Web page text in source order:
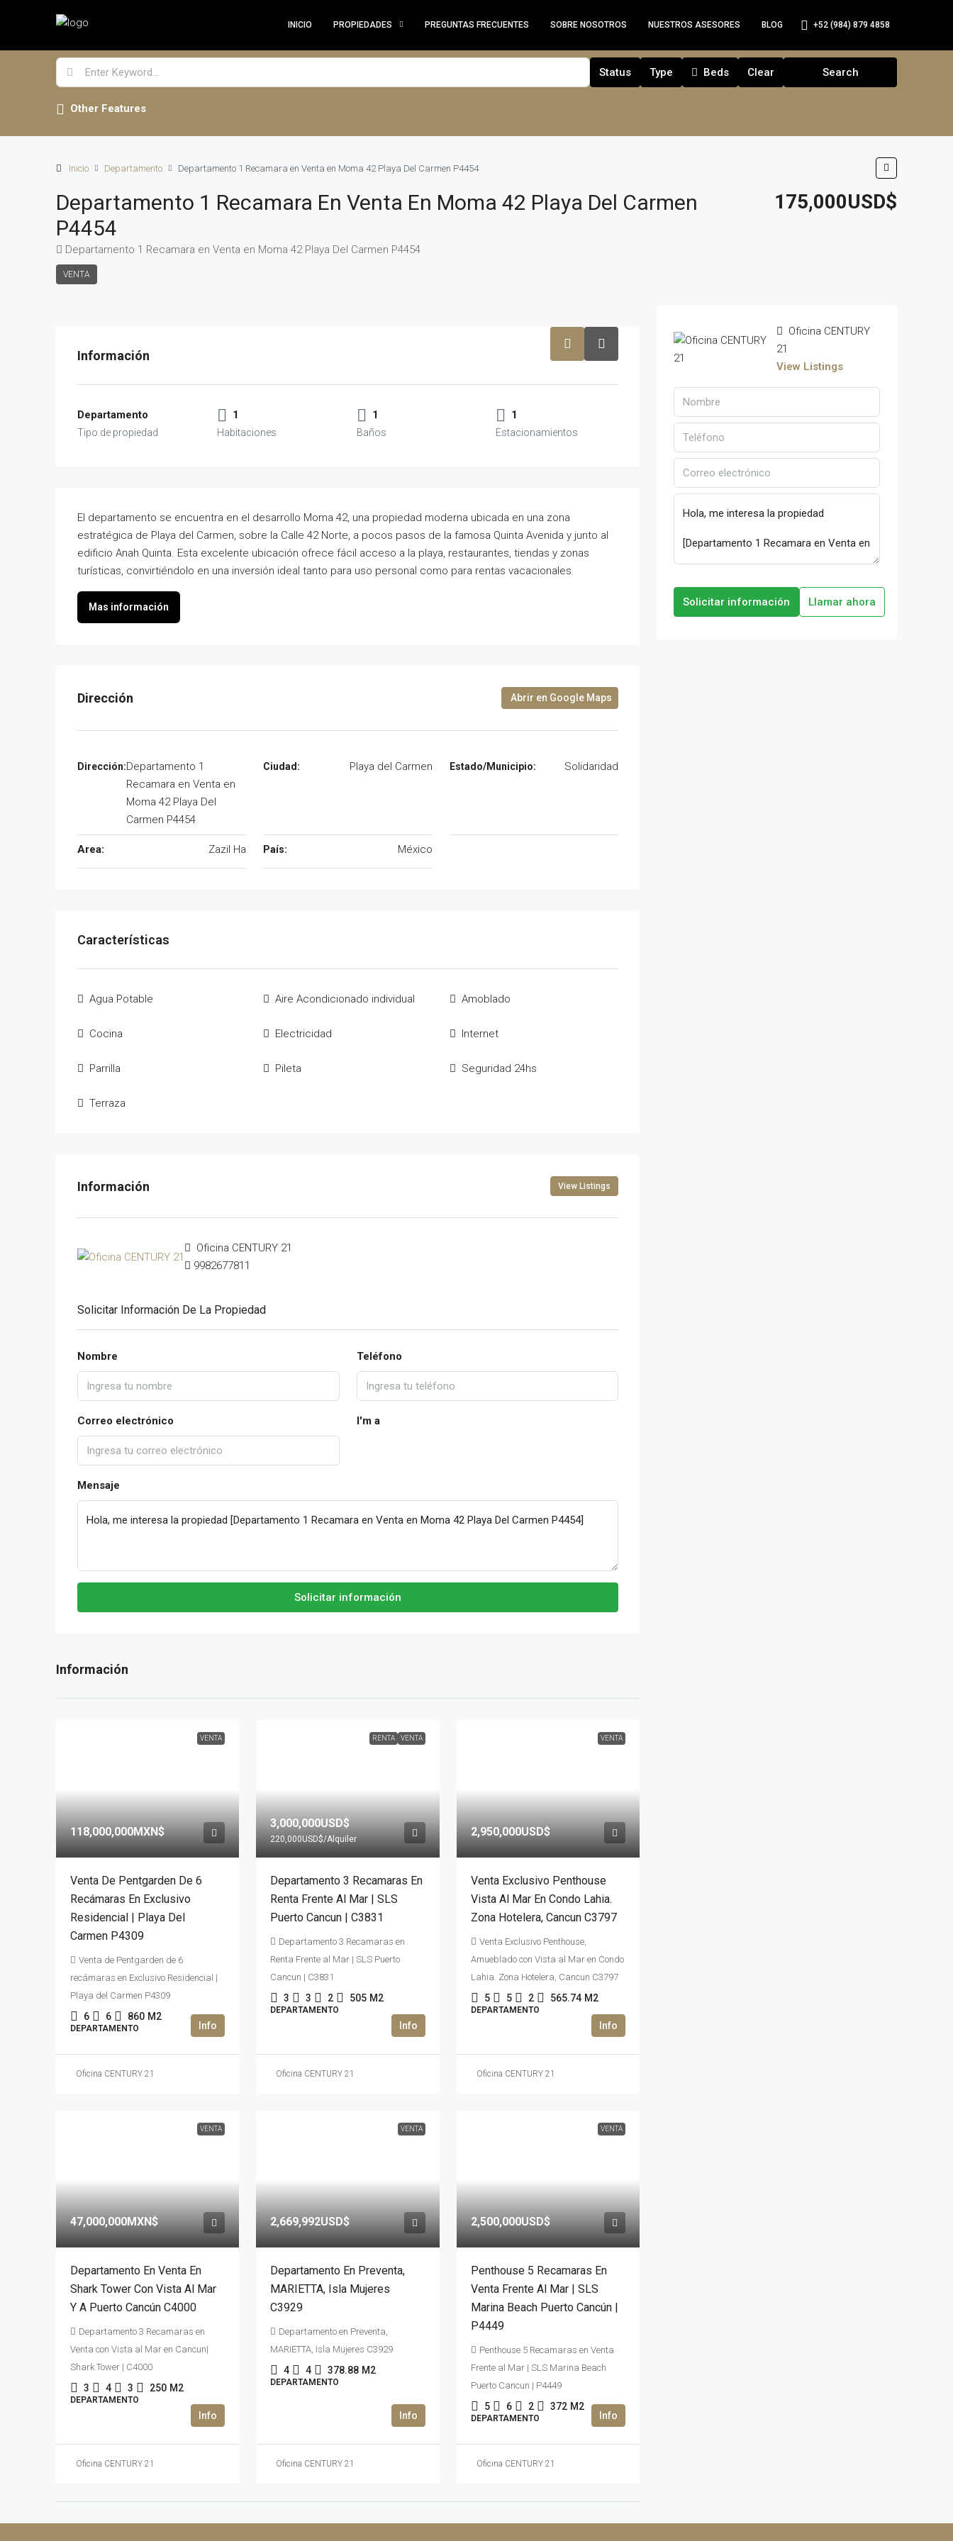
INICIO PROPIEDADES PREGUNTAS FRECUENTES SOBRE NOSOTROS NUESTROS ASESORES BLOG +52 (984) 879 4858
Status Type Beds Clear Search
Other Features
Inicio Departamento Departamento 1 Recamara en Venta en Moma 42 Playa Del Carmen P4454
Departamento 1 Recamara En Venta En Moma 42 Playa Del Carmen
P4454
Departamento 1 Recamara en Venta en Moma 42 Playa Del Carmen P4454
VENTA
175,000USD$
Departamento 1 1 1
El departamento se encuentra en el desarrollo Moma 42, una propiedad moderna ubicada en una zona
estratégica de Playa del Carmen, sobre la Calle 42 Norte, a pocos pasos de la famosa Quinta Avenida y junto al
edificio Anah Quinta. Esta excelente ubicación ofrece fácil acceso a la playa, restaurantes, tiendas y zonas
turísticas, convirtiéndolo en una inversión ideal tanto para uso personal como para rentas vacacionales.
Departamento 1
Recamara en Venta en
Moma 42 Playa Del
Carmen P4454
Playa del Carmen Solidaridad
Area: Zazil Ha México
Agua Potable Aire Acondicionado individual Amoblado
Cocina Electricidad Internet
Parrilla Pileta Seguridad 24hs
Terraza
View Listings
Oficina CENTURY 21
9982677811
Solicitar Información De La Propiedad
Nombre Teléfono
Correo electrónico I'm a
Mensaje
Solicitar información
VENTA
118,000,000MXN$
Venta De Pentgarden De 6
Recámaras En Exclusivo
Residencial | Playa Del
Carmen P4309
Venta de Pentgarden de 6
recámaras en Exclusivo Residencial |
Playa del Carmen P4309
6 6 860 M2
DEPARTAMENTO
Oficina CENTURY 21
RENTA VENTA
3,000,000USD$
220,000USD$/Alquiler
Departamento 3 Recamaras En
Renta Frente Al Mar | SLS
Puerto Cancun | C3831
Departamento 3 Recamaras en
Renta Frente al Mar | SLS Puerto
Cancun | C3831
3 3 2 505 M2
DEPARTAMENTO
Oficina CENTURY 21
VENTA
2,950,000USD$
Venta Exclusivo Penthouse
Vista Al Mar En Condo Lahia.
Zona Hotelera, Cancun C3797
Venta Exclusivo Penthouse,
Amueblado con Vista al Mar en Condo
Lahia. Zona Hotelera, Cancun C3797
5 5 2 565.74 M2
DEPARTAMENTO
Oficina CENTURY 21
VENTA
47,000,000MXN$
Departamento En Venta En
Shark Tower Con Vista Al Mar
Y A Puerto Cancún C4000
Departamento 3 Recamaras en
Venta con Vista al Mar en Cancun|
Shark Tower | C4000
3 4 3 250 M2
DEPARTAMENTO
Oficina CENTURY 21
VENTA
2,669,992USD$
Departamento En Preventa,
MARIETTA, Isla Mujeres
C3929
Departamento en Preventa,
MARIETTA, Isla Mujeres C3929
4 4 378.88 M2
DEPARTAMENTO
Oficina CENTURY 21
VENTA
2,500,000USD$
Penthouse 5 Recamaras En
Venta Frente Al Mar | SLS
Marina Beach Puerto Cancún |
P4449
Penthouse 5 Recamaras en Venta
Frente al Mar | SLS Marina Beach
Puerto Cancun | P4449
5 6 2 372 M2
DEPARTAMENTO
Oficina CENTURY 21
Oficina CENTURY
21
View Listings
Solicitar información Llamar ahora